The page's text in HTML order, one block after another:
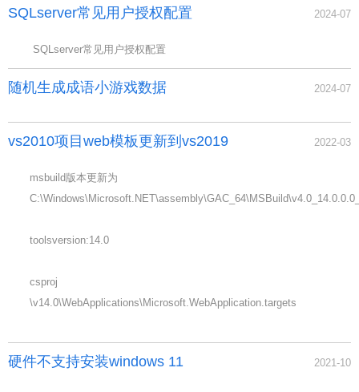
SQLserver常见用户授权配置 2024-07
SQLserver常见用户授权配置
随机生成成语小游戏数据 2024-07
vs2010项目web模板更新到vs2019 2022-03
msbuild版本更新为
toolsversion:14.0
csproj
\v14.0\WebApplications\Microsoft.WebApplication.targets
硬件不支持安装windows 11 2021-10